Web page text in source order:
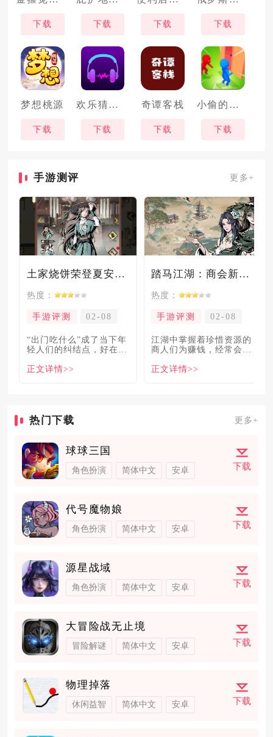
下载 下载 下载 下载
梦想桃源
下载
欢乐猜歌王
下载
奇谭客栈
下载
小偷的搬家公司
下载
手游测评 更多+
土家烧饼荣登夏安必吃榜？烧饼西施摇身成流量网红！
热度：
手游评测 02-08
“出门吃什么”成了当下年
轻人们的纠结点，好在美
解
正文详情>>
踏马江湖：商会新玩法坑惨奸商，拼多多砍一砍洗脑夏安！
热度：
手游评测 02-08
​江湖中掌握着珍惜资源的
商人们为赚钱，经常会让
倍，
正文详情>>
热门下载 更多+
球球三国
角色扮演 简体中文 安卓 下载
代号魔物娘
角色扮演 简体中文 安卓 下载
源星战域
角色扮演 简体中文 安卓 下载
大冒险战无止境
冒险解谜 简体中文 安卓 下载
物理掉落
休闲益智 简体中文 安卓 下载